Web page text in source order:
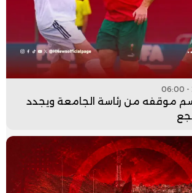
موقفه من رئاسة الجامعة ويجدد